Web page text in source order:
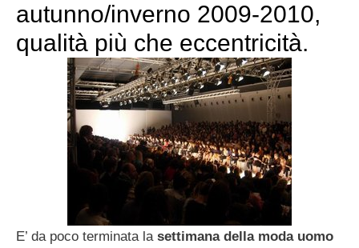
autunno/inverno 2009-2010,
qualità più che eccentricità.
E’ da poco terminata la settimana della moda uomo